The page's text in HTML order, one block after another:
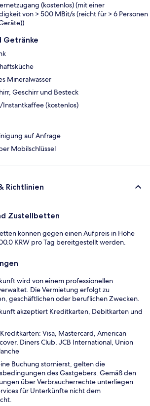
(kostenlos) (mit einer
von > 500 MBit/s (reicht für > 6 Personen
Getränke
Mineralwasser
Geschirr und Besteck
(kostenlos)
auf Anfrage
Mobilschlüssel
Richtlinien
Zustellbetten
können gegen einen Aufpreis in Höhe
KRW pro Tag bereitgestellt werden.
wird von einem professionellen
Die Vermietung erfolgt zu
geschäftlichen oder beruflichen Zwecken.
akzeptiert Kreditkarten, Debitkarten und
Visa, Mastercard, American
Diners Club, JCB International, Union
Buchung stornierst, gelten die
des Gastgebers. Gemäß den
über Verbraucherrechte unterliegen
für Unterkünfte nicht dem